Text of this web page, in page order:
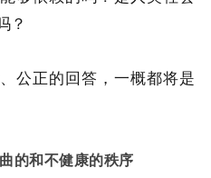
？
公正的回答，一概都将是
的和不健康的秩序